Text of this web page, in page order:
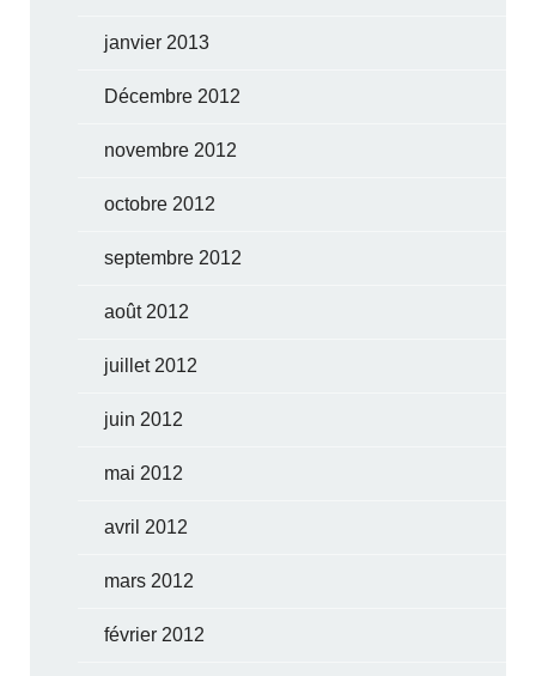
janvier 2013
Décembre 2012
novembre 2012
octobre 2012
septembre 2012
août 2012
juillet 2012
juin 2012
mai 2012
avril 2012
mars 2012
février 2012